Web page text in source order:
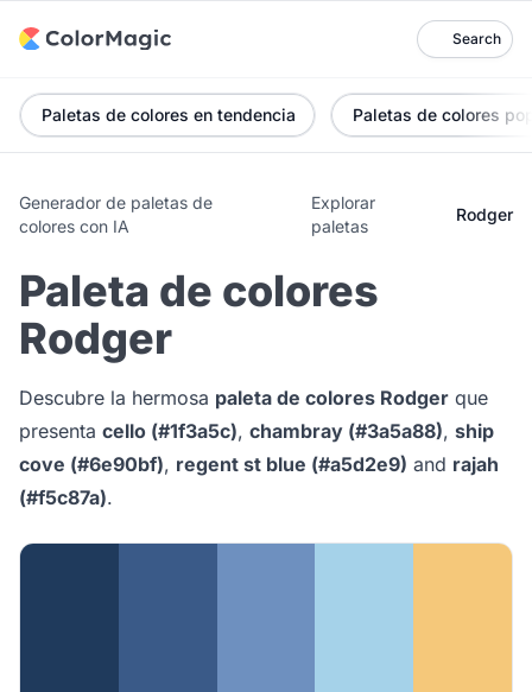
Search
Paletas de colores en tendencia Paletas de colores
Generador de paletas de
colores con IA
Explorar
paletas
Rodger
Paleta de colores
Rodger
Descubre la hermosa paleta de colores Rodger que
presenta cello (#1f3a5c), chambray (#3a5a88), ship
cove (#6e90bf), regent st blue (#a5d2e9) and rajah
(#f5c87a).